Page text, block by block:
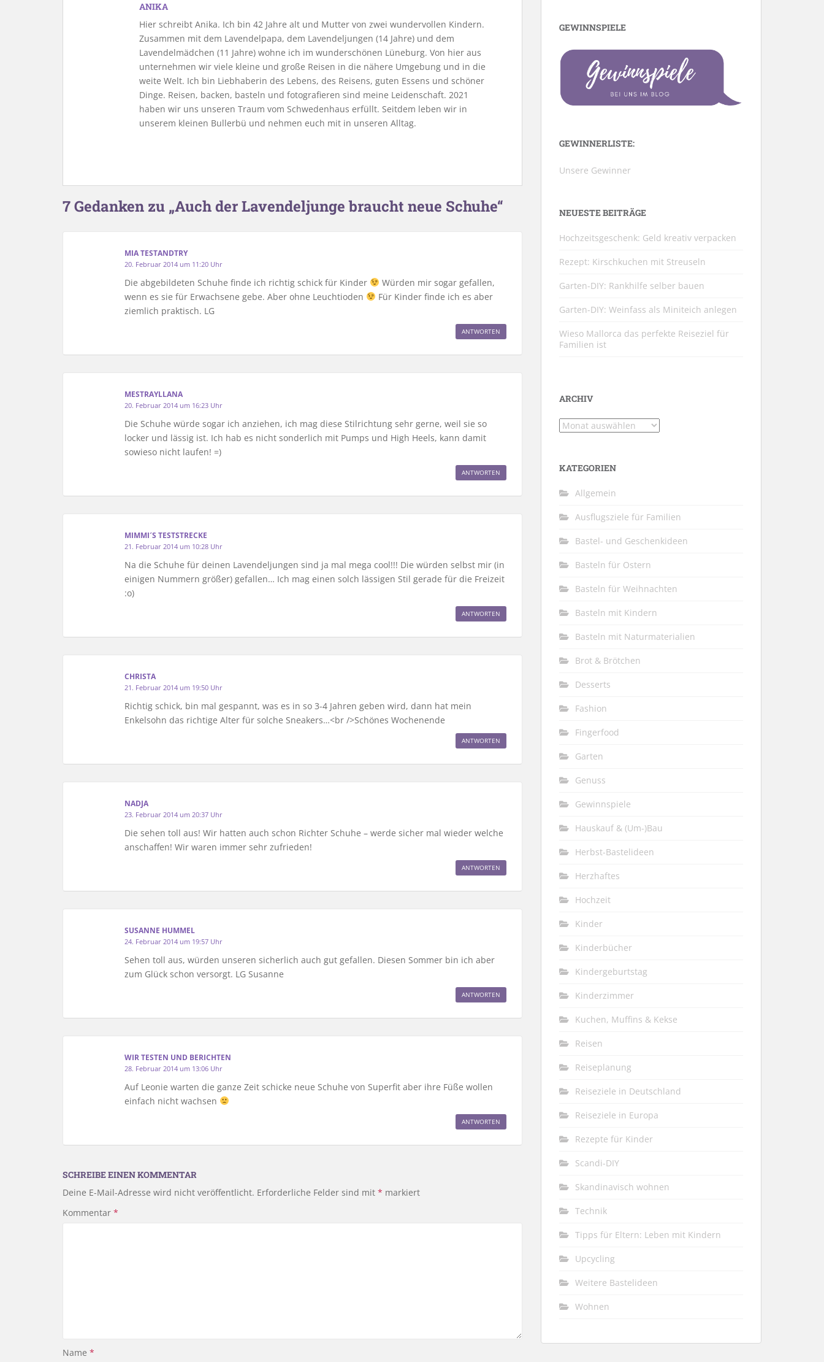
ANIKA
Hier schreibt Anika. Ich bin 42 Jahre alt und Mutter von zwei wundervollen Kindern.
Zusammen mit dem Lavendelpapa, dem Lavendeljungen (14 Jahre) und dem
Lavendelmädchen (11 Jahre) wohne ich im wunderschönen Lüneburg. Von hier aus
unternehmen wir viele kleine und große Reisen in die nähere Umgebung und in die
weite Welt. Ich bin Liebhaberin des Lebens, des Reisens, guten Essens und schöner
Dinge. Reisen, backen, basteln und fotografieren sind meine Leidenschaft. 2021
haben wir uns unseren Traum vom Schwedenhaus erfüllt. Seitdem leben wir in
unserem kleinen Bullerbü und nehmen euch mit in unseren Alltag.
7 Gedanken zu „Auch der Lavendeljunge braucht neue Schuhe“
MIA TESTANDTRY
20. Februar 2014 um 11:20 Uhr
Die abgebildeten Schuhe finde ich richtig schick für Kinder
Würden mir sogar gefallen,
wenn es sie für Erwachsene gebe. Aber ohne Leuchtioden
Für Kinder finde ich es aber
ziemlich praktisch. LG
ANTWORTEN
MESTRAYLLANA
20. Februar 2014 um 16:23 Uhr
Die Schuhe würde sogar ich anziehen, ich mag diese Stilrichtung sehr gerne, weil sie so
locker und lässig ist. Ich hab es nicht sonderlich mit Pumps und High Heels, kann damit
sowieso nicht laufen! =)
ANTWORTEN
MIMMI´S TESTSTRECKE
21. Februar 2014 um 10:28 Uhr
Na die Schuhe für deinen Lavendeljungen sind ja mal mega cool!!! Die würden selbst mir (in
einigen Nummern größer) gefallen… Ich mag einen solch lässigen Stil gerade für die Freizeit
:o)
ANTWORTEN
CHRISTA
21. Februar 2014 um 19:50 Uhr
Richtig schick, bin mal gespannt, was es in so 3-4 Jahren geben wird, dann hat mein
Enkelsohn das richtige Alter für solche Sneakers…<br />Schönes Wochenende
ANTWORTEN
NADJA
23. Februar 2014 um 20:37 Uhr
Die sehen toll aus! Wir hatten auch schon Richter Schuhe – werde sicher mal wieder welche
anschaffen! Wir waren immer sehr zufrieden!
ANTWORTEN
SUSANNE HUMMEL
24. Februar 2014 um 19:57 Uhr
Sehen toll aus, würden unseren sicherlich auch gut gefallen. Diesen Sommer bin ich aber
zum Glück schon versorgt. LG Susanne
ANTWORTEN
WIR TESTEN UND BERICHTEN
28. Februar 2014 um 13:06 Uhr
Auf Leonie warten die ganze Zeit schicke neue Schuhe von Superfit aber ihre Füße wollen
einfach nicht wachsen
ANTWORTEN
SCHREIBE EINEN KOMMENTAR
Deine E-Mail-Adresse wird nicht veröffentlicht. Erforderliche Felder sind mit * markiert
Kommentar *
Name *
GEWINNSPIELE
GEWINNERLISTE:
Unsere Gewinner
NEUESTE BEITRÄGE
Hochzeitsgeschenk: Geld kreativ verpacken
Rezept: Kirschkuchen mit Streuseln
Garten-DIY: Rankhilfe selber bauen
Garten-DIY: Weinfass als Miniteich anlegen
Wieso Mallorca das perfekte Reiseziel für
Familien ist
ARCHIV
Archiv
KATEGORIEN
Allgemein
Ausflugsziele für Familien
Bastel- und Geschenkideen
Basteln für Ostern
Basteln für Weihnachten
Basteln mit Kindern
Basteln mit Naturmaterialien
Brot & Brötchen
Desserts
Fashion
Fingerfood
Garten
Genuss
Gewinnspiele
Hauskauf & (Um-)Bau
Herbst-Bastelideen
Herzhaftes
Hochzeit
Kinder
Kinderbücher
Kindergeburtstag
Kinderzimmer
Kuchen, Muffins & Kekse
Reisen
Reiseplanung
Reiseziele in Deutschland
Reiseziele in Europa
Rezepte für Kinder
Scandi-DIY
Skandinavisch wohnen
Technik
Tipps für Eltern: Leben mit Kindern
Upcycling
Weitere Bastelideen
Wohnen